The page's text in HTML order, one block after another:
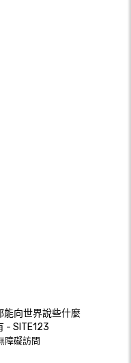
向世界說些什麼
- SITE123
障礙訪問